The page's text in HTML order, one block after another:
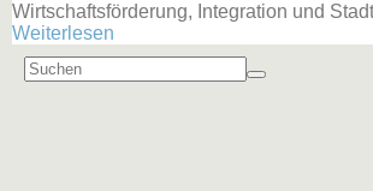
Wirtschaftsförderung, Integration und
Weiterlesen